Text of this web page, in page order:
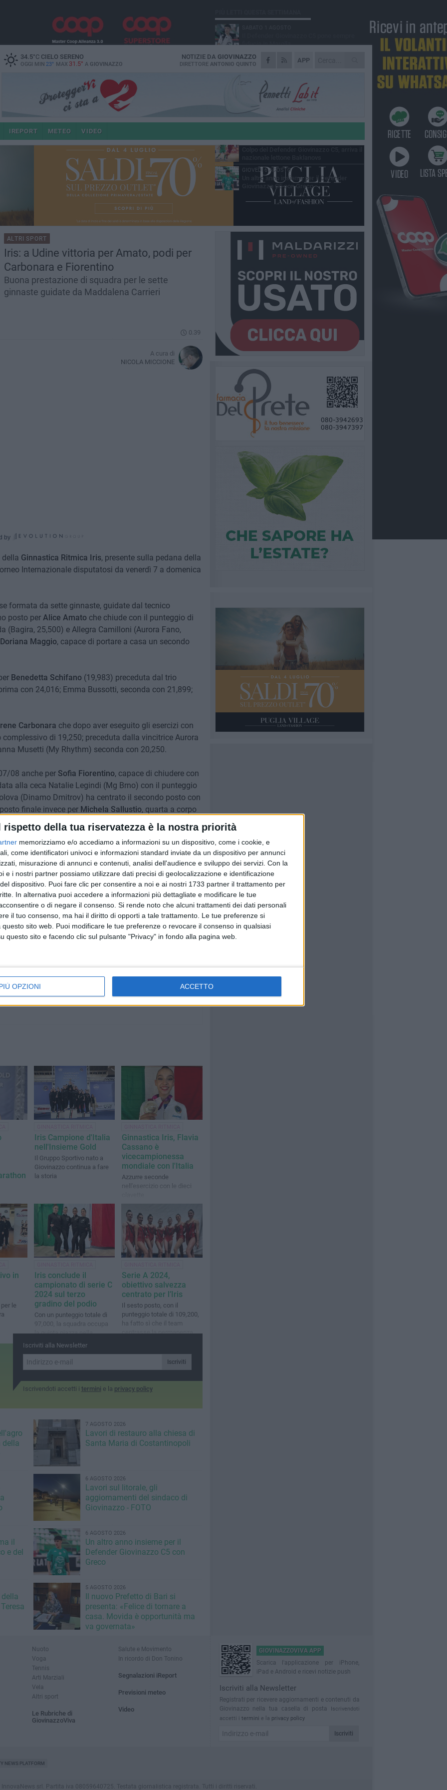
rispetto della tua riservatezza è la nostra priorità
memorizziamo e/o accediamo a informazioni su un dispositivo, come i cookie, e
come identificatori univoci e informazioni standard inviate da un dispositivo per annunci
misurazione di annunci e contenuti, analisi dell'audience e sviluppo dei servizi. Con la
e i nostri partner possiamo utilizzare dati precisi di geolocalizzazione e identificazione
dispositivo. Puoi fare clic per consentire a noi e ai nostri 1733 partner il trattamento per
In alternativa puoi accedere a informazioni più dettagliate e modificare le tue
o di negare il consenso. Si rende noto che alcuni trattamenti dei dati personali
il tuo consenso, ma hai il diritto di opporti a tale trattamento. Le tue preferenze si
sito web. Puoi modificare le tue preferenze o revocare il consenso in qualsiasi
questo sito e facendo clic sul pulsante "Privacy" in fondo alla pagina web.
OPZIONI ACCETTO
34.5°CCIELO SERENO
OGGI MIN 23° MAX 31.5° A GIOVINAZZO
APP
NOTIZIE DA GIOVINAZZO
DIRETTORE ANTONIO QUINTO
IREPORT METEO VIDEO
ALTRI SPORT
Iris: a Udine vittoria per Amato, podi per
Carbonara e Fiorentino
Buona prestazione di squadra per le sette
ginnaste guidate da Maddalena Carrieri
0.39
A cura di
NICOLA MICCIONE
by
Ginnastica Ritmica Iris, presente sulla pedana della
Internazionale disputatosi da venerdì 7 a domenica
formata da sette ginnaste, guidate dal tecnico
posto per Alice Amatoche chiude con il punteggio di
(Bagira, 25,500) e Allegra Camilloni (Aurora Fano,
Maggio, capace di portare a casa un secondo
Benedetta Schifano(19,983) preceduta dal trio
con 24,016; Emma Bussotti, seconda con 21,899;
Carbonara che dopo aver eseguito gli esercizi con
di 19,250; preceduta dalla vincitrice Aurora
Musetti (My Rhythm) seconda con 20,250.
08 anche perSofia Fiorentino, capace di chiudere con
alla ceca Natalie Legindi (Mg Brno) con il punteggio
(Dinamo Dmitrov) ha centrato il secondo posto con
finale invece per Michela Sallustio, quarta a corpo
complessivo di 14,649.
che ha chiuso con il punteggio complessivo di
anche un terzo posto alla clavette ed al cerchio.
(Aurora Fano, 27,416), davanti a Maria Zaffagnini
(Asu Udine, 25,683)
anni
7 AGOSTO 2026
A Giovinazzo c'è il Concerto
Iris Campione d'Italia
nell'Insieme Gold
Il Gruppo Sportivo nato a
Giovinazzo continua a fare
la storia
Ginnastica Iris, Flavia
Cassano è
vicecampionessa
mondiale con l'Italia
Azzurre seconde
nell'esercizio con le dieci
in
le
Iris conclude il
campionato di serie C
2024 sul terzo
gradino del podio
Con un punteggio totale di
97,000, la squadra occupa
la quinta piazza nella
classifica di giornata
Serie A 2024,
obiettivo salvezza
centrato per l’Iris
Il sesto posto, con il
punteggio totale di 109,200,
ha fatto sì che il team
centrasse la permanenza
Iscriviti alla Newsletter
Iscriviti
Iscrivendoti accetti i termini e la privacy policy
della
7 AGOSTO 2026
Lavori di restauro alla chiesa di
Santa Maria di Costantinopoli
6 AGOSTO 2026
Lavori sul litorale, gli
aggiornamenti del sindaco di
Giovinazzo - FOTO
il
e del
6 AGOSTO 2026
Un altro anno insieme per il
Defender Giovinazzo C5 con
Greco
5 AGOSTO 2026
Il nuovo Prefetto di Bari si
presenta: «Felice di tornare a
casa. Movida è opportunità ma
va governata»
fiducia in Marolla
MARTEDÌ 4 AGOSTO
U.S. Giovinazzo Calcio: una giornata per
DOMENICA 2 AGOSTO
Trofeo Adriatico e Mar Ionio: Giovinazzo si
gioca il titolo in Cala Porto
GIOVEDÌ 6 AGOSTO
Vogatori Giovinazzo, sfuma il sogno Trofeo
MARTEDÌ 4 AGOSTO
GIOVEDÌ 6 AGOSTO
Un altro anno insieme per il Defender
Giovinazzo C5 con Greco
Nuoto
Voga
Tennis
Arti Marziali
Vela
Altri sport
Le Rubriche di
GiovinazzoViva
Salute e Movimento
In ricordo di Don Tonino
Segnalazioni iReport
Previsioni meteo
Video
GIOVINAZZOVIVA APP
Scarica l'applicazione per iPhone,
iPad e Android e ricevi notizie push
Iscriviti alla Newsletter
Registrati per ricevere aggiornamenti e contenuti da
Giovinazzo nella tua casella di posta
Iscrivendoti
accetti i termini e la privacy policy
Iscriviti
NEWS PLATFORM
srl. Partita iva 08059640725. Testata giornalistica registrata. Tutti i diritti riservati.